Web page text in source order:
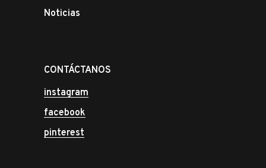
Noticias
CONTÁCTANOS
instagram
facebook
pinterest